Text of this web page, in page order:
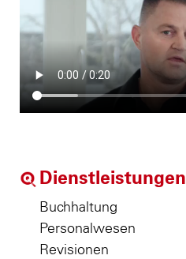
Dienstleistungen
Buchhaltung
Personalwesen
Revisionen